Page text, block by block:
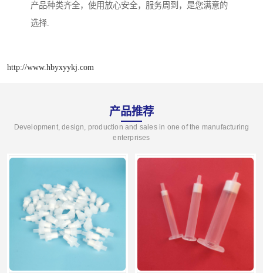
产品种类齐全，使用放心安全，服务周到，是您满意的
选择.
http://www.hbyxyykj.com
产品推荐
Development, design, production and sales in one of the manufacturing
enterprises